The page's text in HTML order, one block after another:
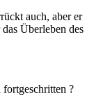
auch, aber er
Überleben des
?